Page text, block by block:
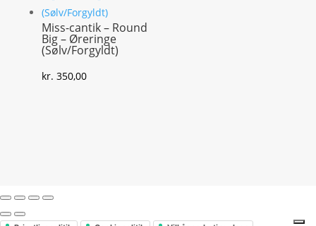
Miss-cantik – Round
Big – Øreringe
(Sølv/Forgyldt)
kr. 350,00